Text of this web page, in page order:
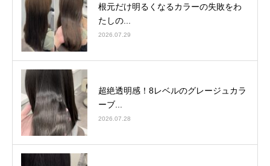
根元だけ明るくなるカラーの失敗をわ
たしの...
2026.07.29
超絶透明感！8レベルのグレージュカラ
ーブ...
2026.07.28